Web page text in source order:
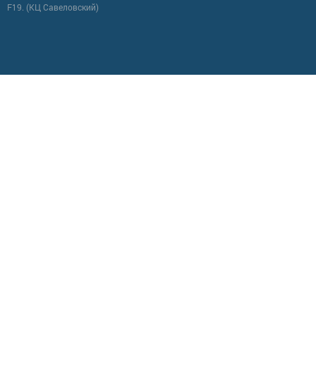
F19. (КЦ Савеловский)